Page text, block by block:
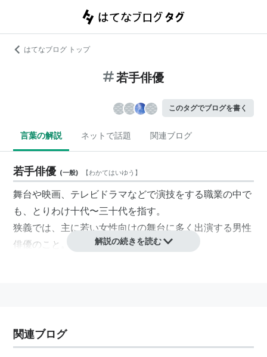
はてなブログ トップ
若手俳優
このタグでブログを書く
言葉の解説 ネットで話題 関連ブログ
若手俳優 (一般) 【わかてはいゆう 】
舞台や映画、テレビドラマなどで演技をする職業の中で
も、とりわけ十代〜三十代を指す。
狭義では、主に若い女性向けの舞台に多く出演する男性
俳優のこと。
解説の続きを読む
関連ブログ